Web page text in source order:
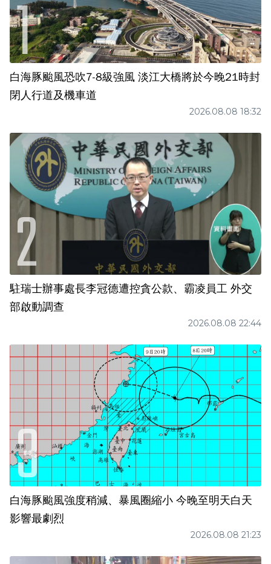
白海豚颱風恐吹7-8級強風 淡江大橋將於今晚21時封
閉人行道及機車道
2026.08.08 18:32
駐瑞士辦事處長李冠德遭控貪公款、霸凌員工 外交
部啟動調查
2026.08.08 22:44
白海豚颱風強度稍減、暴風圈縮小 今晚至明天白天
影響最劇烈
2026.08.08 21:23